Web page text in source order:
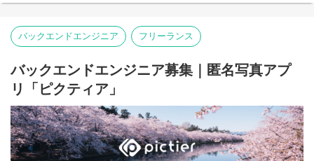
ト。
・ブロックチェーンと連携する機能のフロントエンド実装。
設計・改善。
バックエンドエンジニア フリーランス
バックエンドエンジニア募集｜匿名写真アプ
リ「ピクティア」